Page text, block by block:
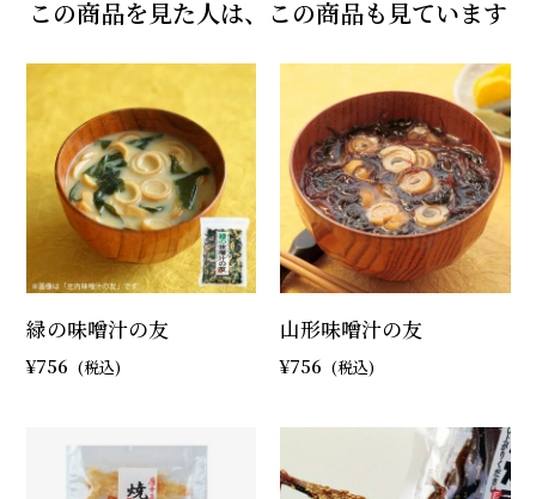
この商品を見た人は、この商品も見ています
緑の味噌汁の友
756
山形味噌汁の友
756